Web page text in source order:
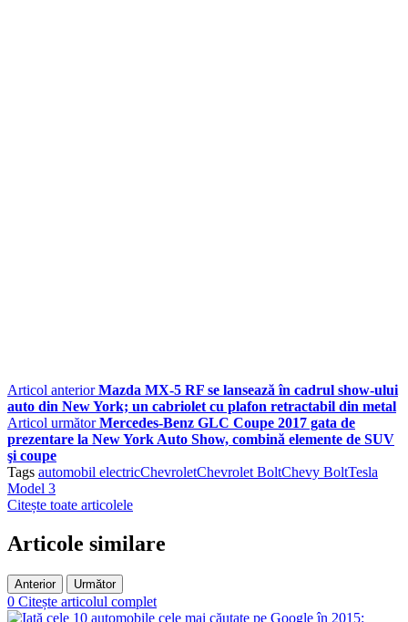
Articol anterior Mazda MX-5 RF se lansează în cadrul show-ului
auto din New York; un cabriolet cu plafon retractabil din metal
Articol următor Mercedes-Benz GLC Coupe 2017 gata de
prezentare la New York Auto Show, combină elemente de SUV
şi coupe
Tags automobil electricChevroletChevrolet BoltChevy BoltTesla
Model 3
Citește toate articolele
Articole similare
Anterior Următor
0 Citește articolul complet